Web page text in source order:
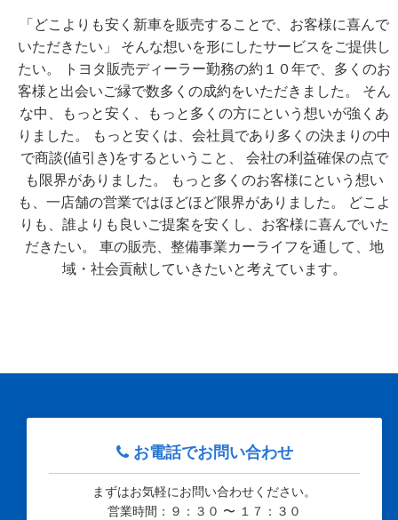
「どこよりも安く新車を販売することで、お客様に喜んで
いただきたい」
そんな想いを形にしたサービスをご提供し
たい。
トヨタ販売ディーラー勤務の約１０年で、多くのお
客様と出会いご縁で数多くの成約をいただきました。
そん
な中、もっと安く、もっと多くの方にという想いが強くあ
りました。
もっと安くは、会社員であり多くの決まりの中
で商談(値引き)をするということ、
会社の利益確保の点で
も限界がありました。
もっと多くのお客様にという想い
も、一店舗の営業ではほどほど限界がありました。
どこよ
りも、誰よりも良いご提案を安くし、お客様に喜んでいた
だきたい。
車の販売、整備事業カーライフを通して、地
域・社会貢献していきたいと考えています。
お電話でお問い合わせ
まずはお気軽にお問い合わせください。
営業時間：９：３０ 〜 １７：３０